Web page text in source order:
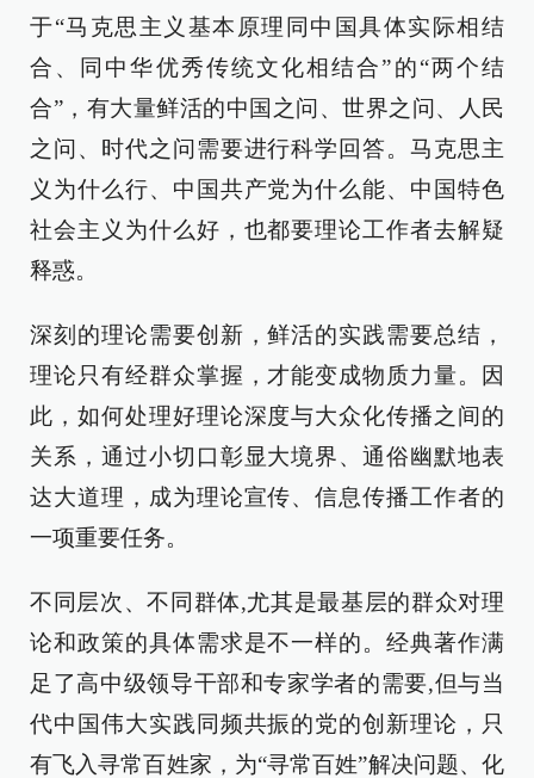
于“马克思主义基本原理同中国具体实际相结
合、同中华优秀传统文化相结合”的“两个结
合”，有大量鲜活的中国之问、世界之问、人民
之问、时代之问需要进行科学回答。马克思主
义为什么行、中国共产党为什么能、中国特色
社会主义为什么好，也都要理论工作者去解疑
释惑。
深刻的理论需要创新，鲜活的实践需要总结，
理论只有经群众掌握，才能变成物质力量。因
此，如何处理好理论深度与大众化传播之间的
关系，通过小切口彰显大境界、通俗幽默地表
达大道理，成为理论宣传、信息传播工作者的
一项重要任务。
不同层次、不同群体,尤其是最基层的群众对理
论和政策的具体需求是不一样的。经典著作满
足了高中级领导干部和专家学者的需要,但与当
代中国伟大实践同频共振的党的创新理论，只
有飞入寻常百姓家，为“寻常百姓”解决问题、化